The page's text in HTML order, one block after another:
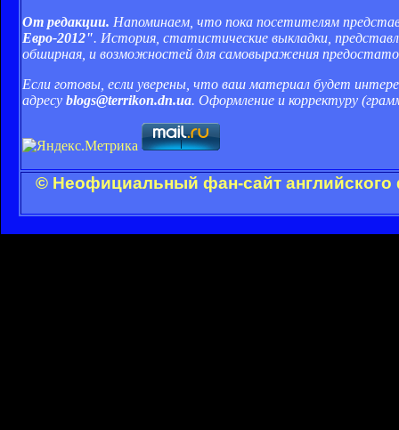
От редакции. Напоминаем, что пока посетителям
Евро-2012". История, статистические выкладки,
обширная, и возможностей для самовыражения
Если готовы, если уверены, что ваш материал будет
адресу blogs@terrikon.dn.ua. Оформление и корректуру
© Неофициальный фан-сайт английского